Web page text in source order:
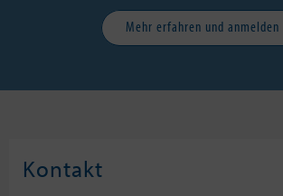
Mehr erfahren und anmelden
Kontakt